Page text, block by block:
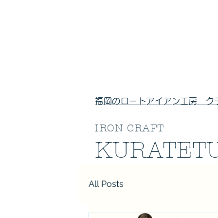
福岡のロートアイアン工房 ク
IRON CRAFT
All Posts